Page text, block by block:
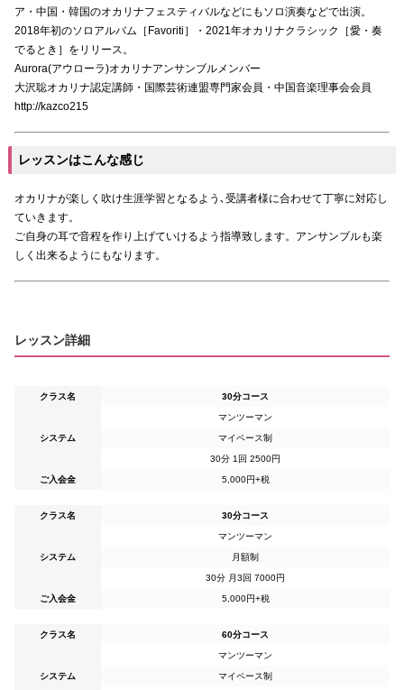
ア・中国・韓国のオカリナフェスティバルなどにもソロ演奏などで出演。
2018年初のソロアルバム［Favoriti］・2021年オカリナクラシック［愛・奏
でるとき］をリリース。
Aurora(アウローラ)オカリナアンサンブルメンバー
大沢聡オカリナ認定講師・国際芸術連盟専門家会員・中国音楽理事会会員
http://kazco215
レッスンはこんな感じ
オカリナが楽しく吹け生涯学習となるよう､受講者様に合わせて丁寧に対応し
ていきます。
ご自身の耳で音程を作り上げていけるよう指導致します。アンサンブルも楽
しく出来るようにもなります。
レッスン詳細
クラス名 30分コース
システム
マンツーマン
マイペース制
30分 1回 2500円
ご入会金 5,000円+税
クラス名 30分コース
システム
マンツーマン
月額制
30分 月3回 7000円
ご入会金 5,000円+税
クラス名 60分コース
システム
マンツーマン
マイペース制